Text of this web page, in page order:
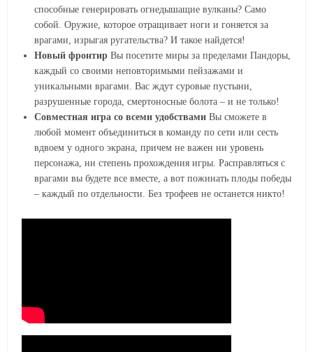
способные генерировать огнедышащие вулканы? Само
собой. Оружие, которое отращивает ноги и гоняется за
врагами, изрыгая ругательства? И такое найдется!
Новый фронтир Вы посетите миры за пределами Пандоры,
каждый со своими неповторимыми пейзажами и
уникальными врагами. Вас ждут суровые пустыни,
разрушенные города, смертоносные болота – и не только!
Совместная игра со всеми удобствами Вы сможете в
любой момент объединиться в команду по сети или сесть
вдвоем у одного экрана, причем не важен ни уровень
персонажа, ни степень прохождения игры. Расправляться с
врагами вы будете все вместе, а вот пожинать плоды победы
– каждый по отдельности. Без трофеев не останется никто!